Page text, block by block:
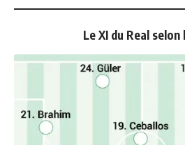
Le XI du Real selon